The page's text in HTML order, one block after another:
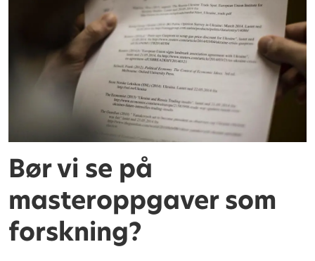
Bør vi se på
masteroppgaver som
forskning?